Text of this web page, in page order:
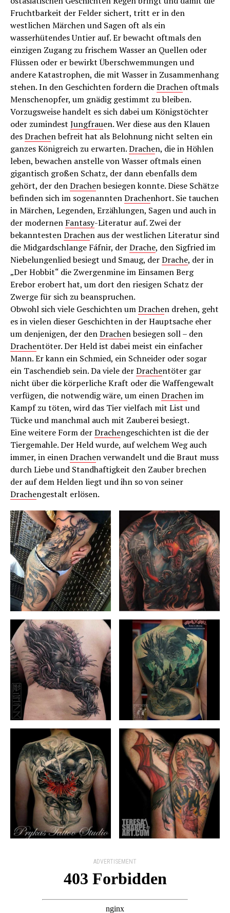
Fruchtbarkeit der Felder sichert, tritt er in den
westlichen Märchen und Sagen oft als ein
wasserhütendes Untier auf. Er bewacht oftmals den
einzigen Zugang zu frischem Wasser an Quellen oder
Flüssen oder er bewirkt Überschwemmungen und
andere Katastrophen, die mit Wasser in Zusammenhang
stehen. In den Geschichten fordern dieDrachen oftmals
Menschenopfer, um gnädig gestimmt zu bleiben.
Vorzugsweise handelt es sich dabei um Königstöchter
oder zumindest Jungfrauen. Wer diese aus den Klauen
desDrachen befreit hat als Belohnung nicht selten ein
ganzes Königreich zu erwarten.Drachen, die in Höhlen
leben, bewachen anstelle von Wasser oftmals einen
gigantisch großen Schatz, der dann ebenfalls dem
gehört, der denDrachen besiegen konnte. Diese Schätze
befinden sich im sogenanntenDrachenhort. Sie tauchen
in Märchen, Legenden, Erzählungen, Sagen und auch in
der modernen Fantasy-Literatur auf. Zwei der
bekanntestenDrachen aus der westlichen Literatur sind
die Midgardschlange Fáfnir, derDrache, den Sigfried im
Niebelungenlied besiegt und Smaug, derDrache, der in
„Der Hobbit“ die Zwergenmine im Einsamen Berg
Erebor erobert hat, um dort den riesigen Schatz der
Zwerge für sich zu beanspruchen.
Obwohl sich viele Geschichten umDrachen drehen, geht
es in vielen dieser Geschichten in der Hauptsache eher
um denjenigen, der denDrachen besiegen soll – den
Drachentöter. Der Held ist dabei meist ein einfacher
Mann. Er kann ein Schmied, ein Schneider oder sogar
ein Taschendieb sein. Da viele derDrachentöter gar
nicht über die körperliche Kraft oder die Waffengewalt
verfügen, die notwendig wäre, um einenDrachen im
Kampf zu töten, wird das Tier vielfach mit List und
Tücke und manchmal auch mit Zauberei besiegt.
Eine weitere Form derDrachengeschichten ist die der
Tiergemahle. Der Held wurde, auf welchem Weg auch
immer, in einenDrachen verwandelt und die Braut muss
durch Liebe und Standhaftigkeit den Zauber brechen
der auf dem Helden liegt und ihn so von seiner
Drachengestalt erlösen.
ADVERTISEMENT